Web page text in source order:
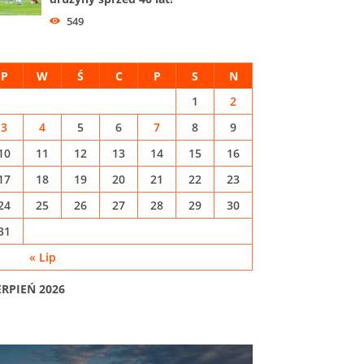
549
2026
P W Ś C P S N
« Lip
1
2
3
4 5 6 7 8
9
11 12 13 14 15
16
18 19 20 21 22
23
25 26 27 28 29
30